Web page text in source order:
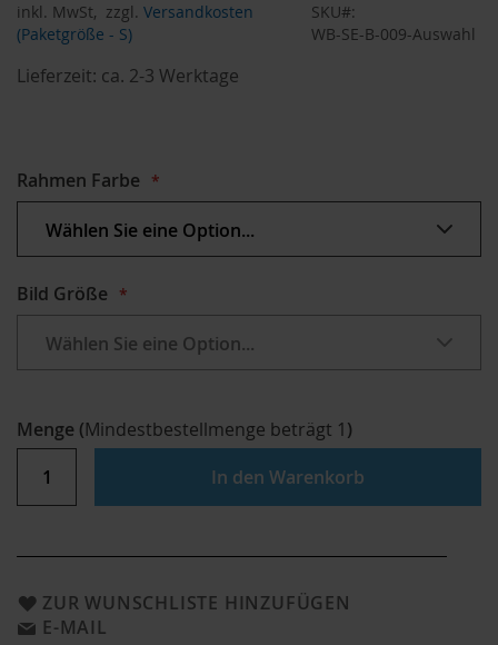
inkl. MwSt, zzgl. Versandkosten
(Paketgröße - S)
SKU
WB-SE-B-009-Auswahl
Lieferzeit: ca. 2-3 Werktage
Rahmen Farbe
Bild Größe
Menge (Mindestbestellmenge beträgt 1)
In den Warenkorb
ZUR WUNSCHLISTE HINZUFÜGEN
E-MAIL